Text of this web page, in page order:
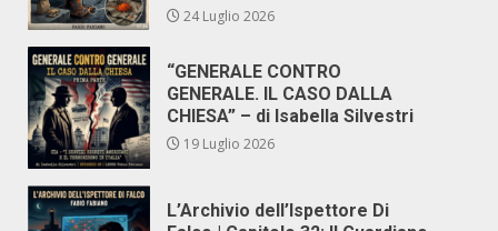
24 Luglio 2026
“GENERALE CONTRO
GENERALE. IL CASO DALLA
CHIESA” – di Isabella Silvestri
19 Luglio 2026
L’Archivio dell’Ispettore Di